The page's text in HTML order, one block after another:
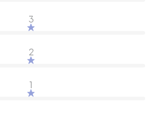
3
2
1